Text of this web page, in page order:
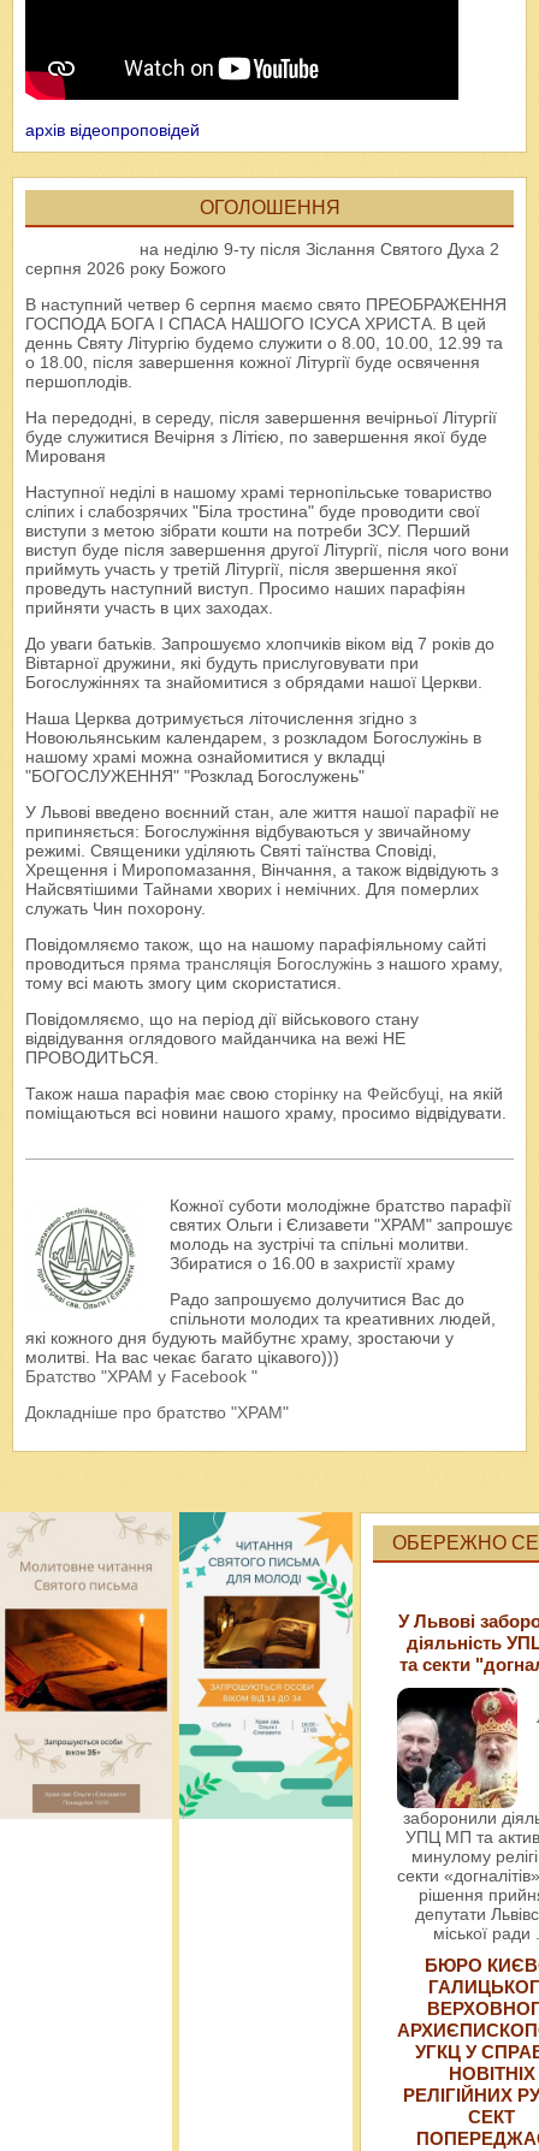
архів відеопроповідей
ОГОЛОШЕННЯ
на неділю 9-ту після Зіслання Святого Духа 2
серпня 2026 року Божого
В наступний четвер 6 серпня маємо свято ПРЕОБРАЖЕННЯ
ГОСПОДА БОГА І СПАСА НАШОГО ІСУСА ХРИСТА. В цей
деннь Святу Літургію будемо служити о 8.00, 10.00, 12.99 та
о 18.00, після завершення кожної Літургії буде освячення
першоплодів.
На передодні, в середу, після завершення вечірньої Літургії
буде служитися Вечірня з Літією, по завершення якої буде
Мированя
Наступної неділі в нашому храмі тернопільське товариство
сліпих і слабозрячих "Біла тростина" буде проводити свої
виступи з метою зібрати кошти на потреби ЗСУ. Перший
виступ буде після завершення другої Літургії, після чого вони
приймуть участь у третій Літургії, після звершення якої
проведуть наступний виступ. Просимо наших парафіян
прийняти участь в цих заходах.
До уваги батьків. Запрошуємо хлопчиків віком від 7 років до
Вівтарної дружини, які будуть прислуговувати при
Богослужіннях та знайомитися з обрядами нашої Церкви.
Наша Церква дотримується літочислення згідно з
Новоюльянським календарем, з розкладом Богослужінь в
нашому храмі можна ознайомитися у вкладці
"БОГОСЛУЖЕННЯ" "Розклад Богослужень"
У Львові введено воєнний стан, але життя нашої парафії не
припиняється: Богослужіння відбуваються у звичайному
режимі. Священики уділяють Святі таїнства Сповіді,
Хрещення і Миропомазання, Вінчання, а також відвідують з
Найсвятішими Тайнами хворих і немічних. Для померлих
служать Чин похорону.
Повідомляємо також, що на нашому парафіяльному сайті
проводиться пряма трансляція Богослужінь з нашого храму,
тому всі мають змогу цим скористатися.
Повідомляємо, що на період дії військового стану
відвідування оглядового майданчика на вежі НЕ
ПРОВОДИТЬСЯ.
Також наша парафія має свою сторінку на Фейсбуці, на якій
поміщаються всі новини нашого храму, просимо відвідувати.
Кожної суботи молодіжне братство парафії
святих Ольги і Єлизавети "ХРАМ" запрошує
молодь на зустрічі та спільні молитви.
Збиратися о 16.00 в захристії храму
Радо запрошуємо долучитися Вас до
спільноти молодих та креативних людей,
які кожного дня будують майбутнє храму, зростаючи у
молитві. На вас чекає багато цікавого)))
Братство "ХРАМ у Facebook "
Докладніше про братство "ХРАМ"
ОБЕРЕЖНО
У Львові
діяльність
та секти
заборонили
УПЦ МП та
минулому
секти
рішення
депутати
міської ради
БЮРО
УГКЦ У
НОВІТНІХ
РЕЛІГІЙНИХ
СЕКТ